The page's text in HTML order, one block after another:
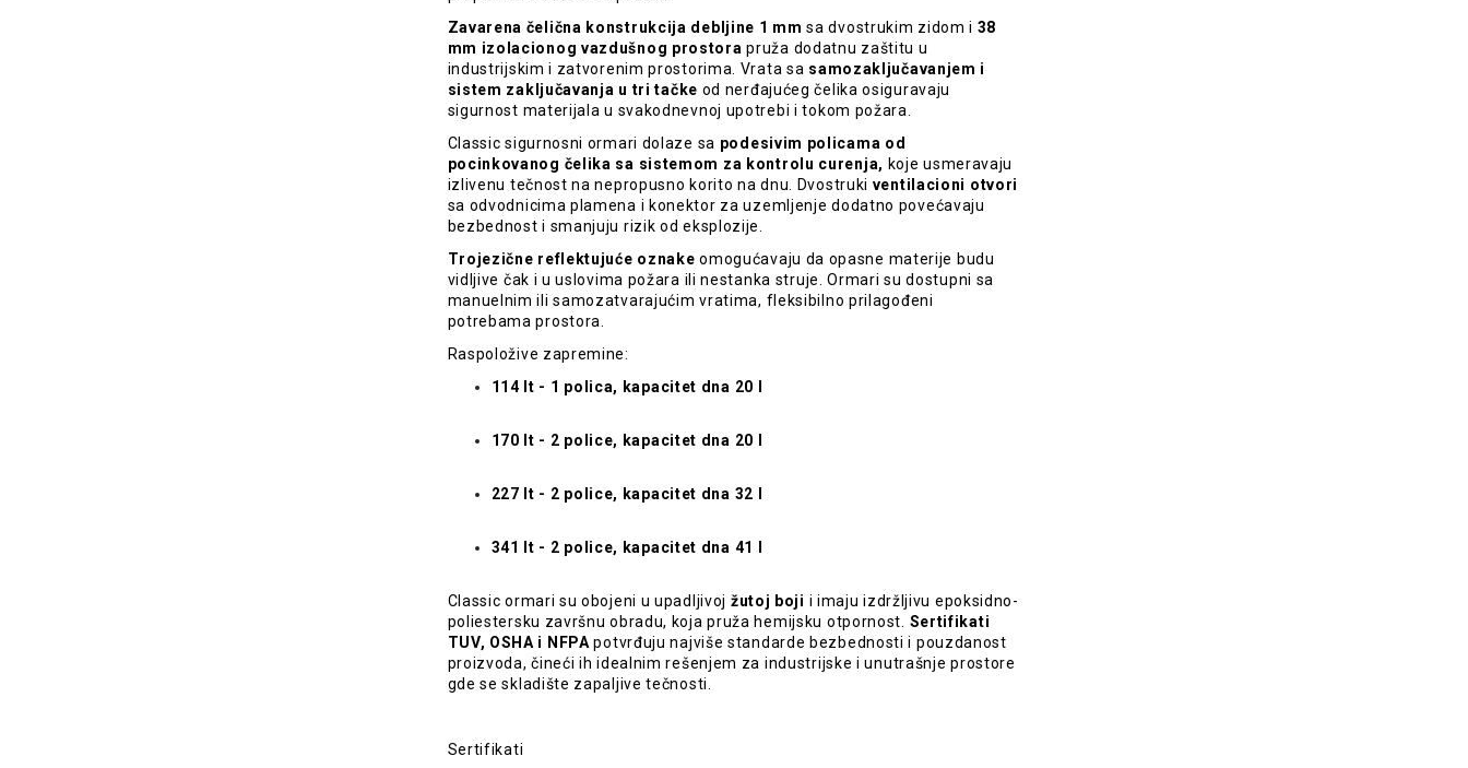
Zavarena čelična konstrukcija debljine 1 mm sa dvostrukim zidom i 38
mm izolacionog vazdušnog prostora pruža dodatnu zaštitu u
industrijskim i zatvorenim prostorima. Vrata sa samozaključavanjem i
sistem zaključavanja u tri tačke od nerđajućeg čelika osiguravaju
sigurnost materijala u svakodnevnoj upotrebi i tokom požara.
Classic sigurnosni ormari dolaze sa podesivim policama od
pocinkovanog čelika sa sistemom za kontrolu curenja, koje usmeravaju
izlivenu tečnost na nepropusno korito na dnu. Dvostruki ventilacioni otvori
sa odvodnicima plamena i konektor za uzemljenje dodatno povećavaju
bezbednost i smanjuju rizik od eksplozije.
Trojezične reflektujuće oznake omogućavaju da opasne materije budu
vidljive čak i u uslovima požara ili nestanka struje. Ormari su dostupni sa
manuelnim ili samozatvarajućim vratima, fleksibilno prilagođeni
potrebama prostora.
Raspoložive zapremine:
114 lt - 1 polica, kapacitet dna 20 l
170 lt - 2 police, kapacitet dna 20 l
227 lt - 2 police, kapacitet dna 32 l
341 lt - 2 police, kapacitet dna 41 l
Classic ormari su obojeni u upadljivoj žutoj boji i imaju izdržljivu epoksidno-
poliestersku završnu obradu, koja pruža hemijsku otpornost. Sertifikati
TUV, OSHA i NFPA potvrđuju najviše standarde bezbednosti i pouzdanost
proizvoda, čineći ih idealnim rešenjem za industrijske i unutrašnje prostore
gde se skladište zapaljive tečnosti.
Sertifikati